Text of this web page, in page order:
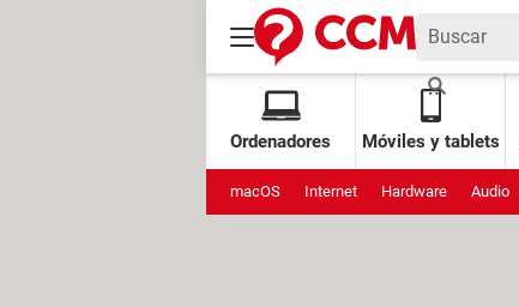
Ordenadores Móviles y tablets
macOS Internet Hardware Audio